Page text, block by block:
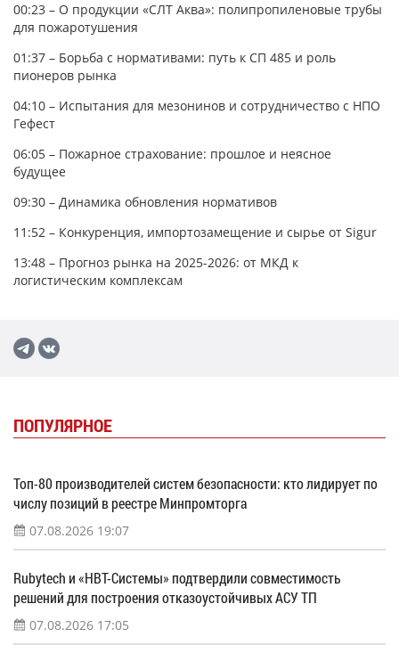
00:23 – О продукции «СЛТ Аква»: полипропиленовые трубы
для пожаротушения
01:37 – Борьба с нормативами: путь к СП 485 и роль
пионеров рынка
04:10 – Испытания для мезонинов и сотрудничество с НПО
Гефест
06:05 – Пожарное страхование: прошлое и неясное
будущее
09:30 – Динамика обновления нормативов
11:52 – Конкуренция, импортозамещение и сырье от Sigur
13:48 – Прогноз рынка на 2025-2026: от МКД к
логистическим комплексам
ПОПУЛЯРНОЕ
Топ-80 производителей систем безопасности: кто лидирует по
числу позиций в реестре Минпромторга
07.08.2026 19:07
Rubytech и «НВТ-Системы» подтвердили совместимость
решений для построения отказоустойчивых АСУ ТП
07.08.2026 17:05